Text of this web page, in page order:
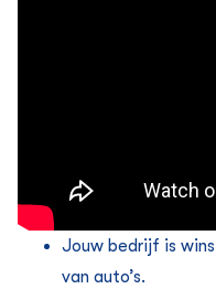
Jouw bedrijf is
van auto’s.